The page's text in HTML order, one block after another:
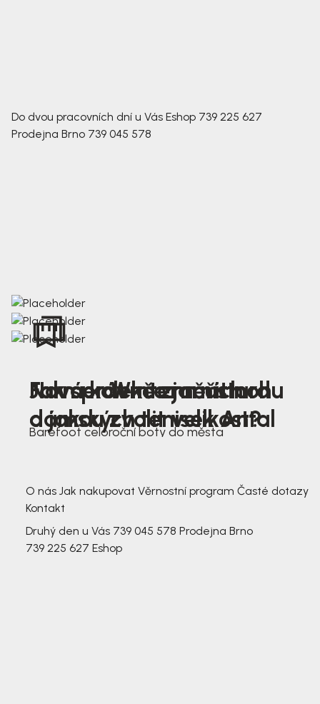
Do dvou pracovních dní u Vás Eshop 739 225 627
Prodejna Brno 739 045 578
Nová kolekce jarních
dámských tenisek Antal
Jak správně změřit nohu
a jakou zvolit velikost?
Farmer Winter mustard
Barefoot celoroční boty do města
O nás Jak nakupovat Věrnostní program Časté dotazy
Kontakt
Druhý den u Vás 739 045 578 Prodejna Brno
739 225 627 Eshop